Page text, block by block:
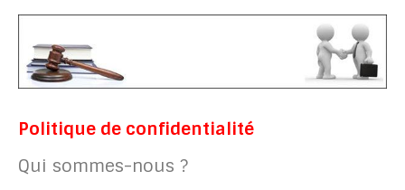
Politique de confidentialité
Qui sommes-nous ?